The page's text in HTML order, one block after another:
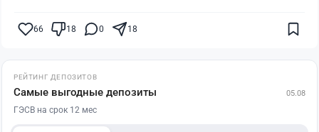
66 18 0 18
РЕЙТИНГ ДЕПОЗИТОВ
Самые выгодные депозиты 05.08
ГЭСВ на срок 12 мес